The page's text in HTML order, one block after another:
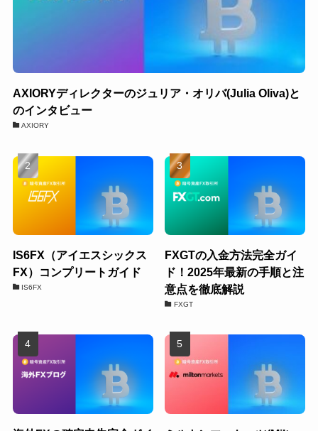
AXIORYディレクターのジュリア・オリバ(Julia Oliva)と
のインタビュー
AXIORY
IS6FX（アイエスシックス
FX）コンプリートガイド
IS6FX
FXGTの入金方法完全ガイ
ド！2025年最新の手順と注
意点を徹底解説
FXGT